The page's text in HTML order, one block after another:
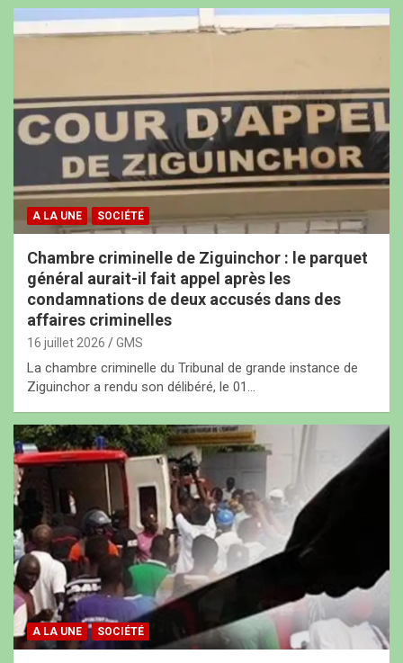
A LA UNE SOCIÉTÉ
Chambre criminelle de Ziguinchor : le parquet
général aurait-il fait appel après les
condamnations de deux accusés dans des
affaires criminelles
16 juillet 2026 GMS
La chambre criminelle du Tribunal de grande instance de
Ziguinchor a rendu son délibéré, le 01…
A LA UNE SOCIÉTÉ